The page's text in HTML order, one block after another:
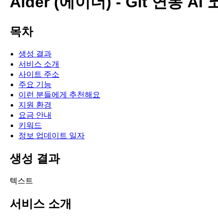
목차
생성 결과
서비스 소개
사이트 주소
주요 기능
이런 분들에게 추천해요
지원 환경
요금 안내
키워드
정보 업데이트 일자
생성 결과
텍스트
서비스 소개